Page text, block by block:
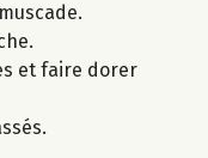
et faire dorer